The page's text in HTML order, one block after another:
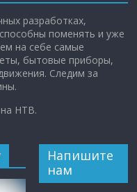
разработках,
поменять и уже
на себе самые
бытовые приборы,
Следим за
НТВ.
Напишите
нам